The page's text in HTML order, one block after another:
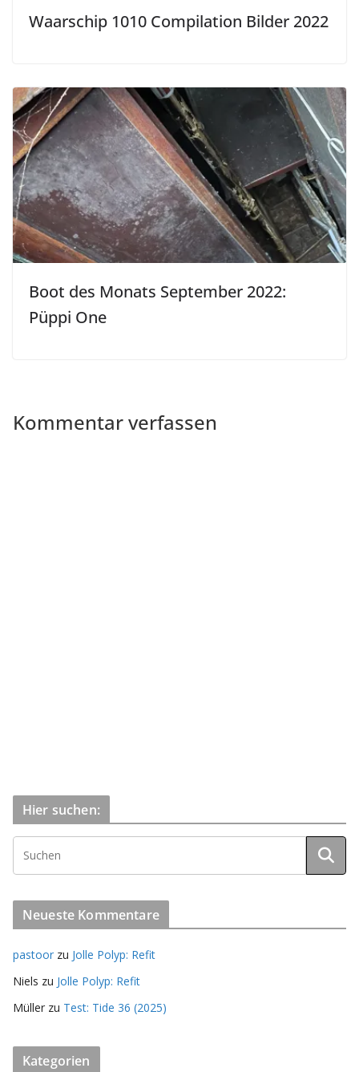
Waarschip 1010 Compilation Bilder 2022
Boot des Monats September 2022:
Püppi One
Kommentar verfassen
Hier suchen:
Neueste Kommentare
pastoor zu Jolle Polyp: Refit
Niels zu Jolle Polyp: Refit
Müller zu Test: Tide 36 (2025)
Kategorien